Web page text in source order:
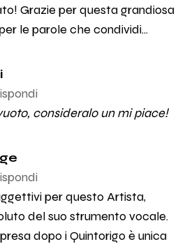
Grazie per questa grandiosa
le parole che condividi...
consideralo un mi piace!
per questo Artista,
del suo strumento vocale.
dopo i Quintorigo è unica